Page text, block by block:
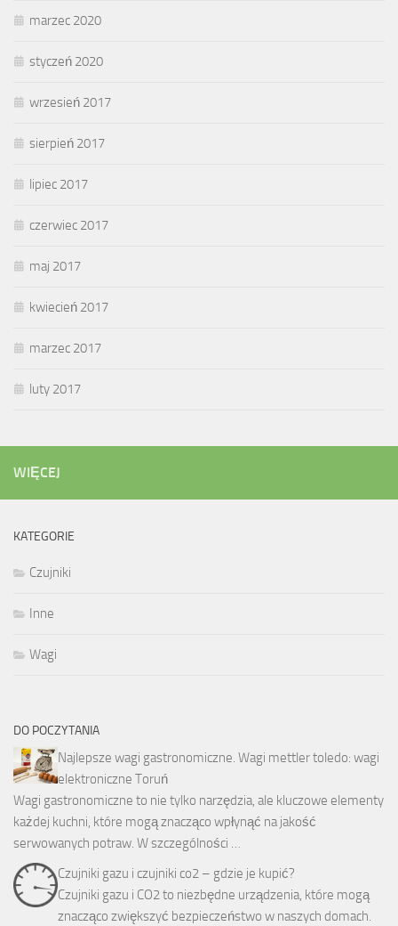
marzec 2020
styczeń 2020
wrzesień 2017
sierpień 2017
lipiec 2017
czerwiec 2017
maj 2017
kwiecień 2017
marzec 2017
luty 2017
WIĘCEJ
KATEGORIE
Czujniki
Inne
Wagi
DO POCZYTANIA
Najlepsze wagi gastronomiczne. Wagi mettler toledo: wagi
elektroniczne Toruń
Wagi gastronomiczne to nie tylko narzędzia, ale kluczowe elementy
każdej kuchni, które mogą znacząco wpłynąć na jakość
serwowanych potraw. W szczególności …
Czujniki gazu i czujniki co2 – gdzie je kupić?
Czujniki gazu i CO2 to niezbędne urządzenia, które mogą
znacząco zwiększyć bezpieczeństwo w naszych domach.